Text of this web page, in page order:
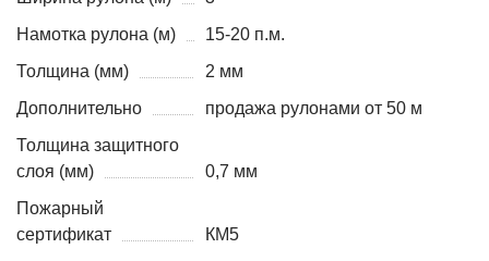
Намотка рулона (м)
15-20 п.м.
Толщина (мм)
2 мм
Дополнительно
продажа рулонами от 50 м
Толщина защитного
слоя (мм)
0,7 мм
Пожарный
сертификат
КМ5